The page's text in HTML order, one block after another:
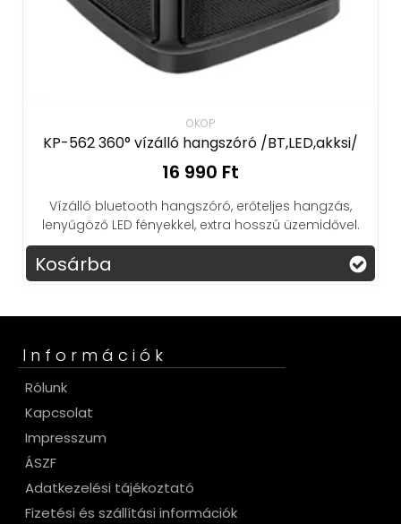
OKOP
KP-562 360° vízálló hangszóró /BT,LED,akksi/
16 990 Ft
Vízálló bluetooth hangszóró, erőteljes hangzás,
lenyűgöző LED fényekkel, extra hosszú üzemidővel.
Kosárba
Információk
Rólunk
Kapcsolat
Impresszum
ÁSZF
Adatkezelési tájékoztató
Fizetési és szállítási információk